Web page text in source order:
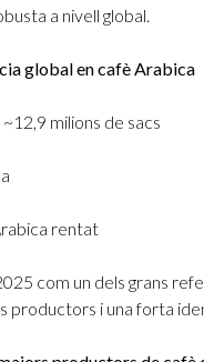
a nivell global.
global en cafè Arabica
milions de sacs
rentat
com un dels grans
productors i una forta